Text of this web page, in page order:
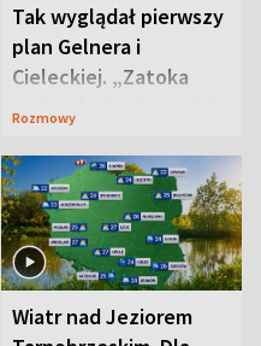
Tak wyglądał pierwszy
plan Gelnera i
Cieleckiej. „Zatoka
szpiegów” od razu ich
Rozmowy
Wiatr nad Jeziorem